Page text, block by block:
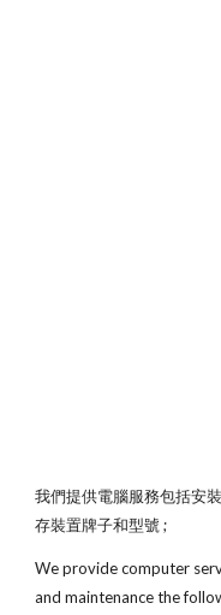
我們提供電腦服務包括安
存裝置牌子和型號 ;
We provide computer
and maintenance the